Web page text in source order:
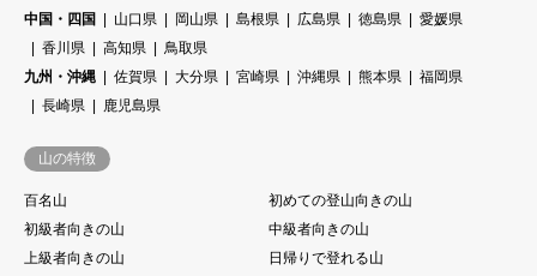
中国・四国
山口県 岡山県 島根県 広島県 徳島県
愛媛県
香川県
高知県
鳥取県
九州・沖縄
佐賀県 大分県 宮崎県 沖縄県 熊本県
福岡県
長崎県
鹿児島県
山の特徴
百名山
初めての登山向きの山
初級者向きの山
中級者向きの山
上級者向きの山
日帰りで登れる山